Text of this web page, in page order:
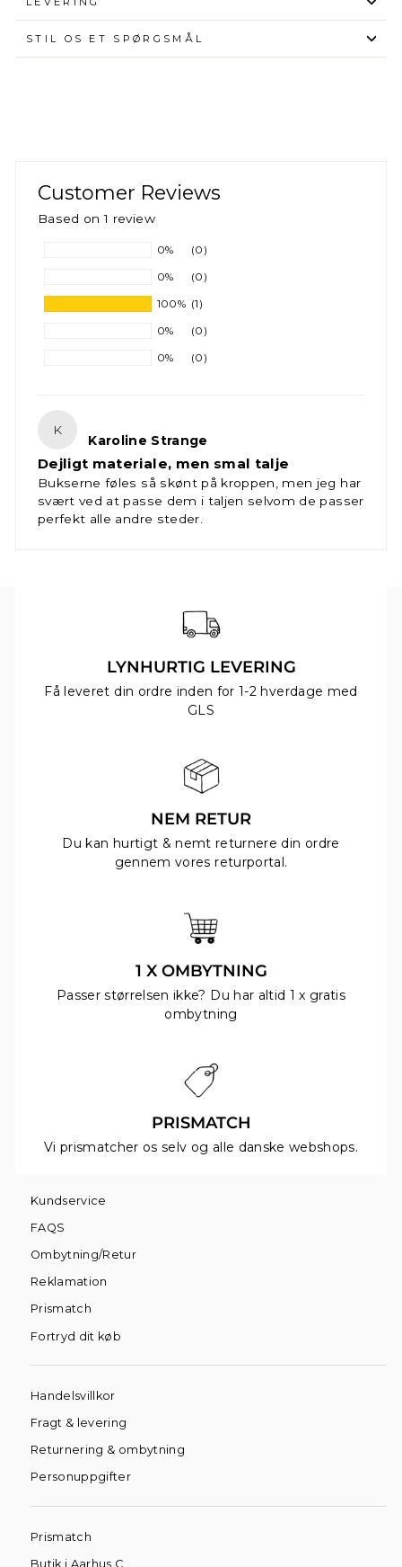
STIL OS ET SPØRGSMÅL
Customer Reviews
Based on 1 review
0%
(0)
0%
(0)
100% (1)
0%
(0)
0%
(0)
K
Karoline Strange
Dejligt materiale, men smal talje
Bukserne føles så skønt på kroppen, men jeg har
svært ved at passe dem i taljen selvom de passer
perfekt alle andre steder.
LYNHURTIG LEVERING
Få leveret din ordre inden for 1-2 hverdage med
GLS
NEM RETUR
Du kan hurtigt & nemt returnere din ordre
gennem vores returportal.
1 X OMBYTNING
Passer størrelsen ikke? Du har altid 1 x gratis
ombytning
PRISMATCH
Vi prismatcher os selv og alle danske webshops.
Kundservice
FAQS
Ombytning/Retur
Reklamation
Prismatch
Fortryd dit køb
Handelsvillkor
Fragt & levering
Returnering & ombytning
Personuppgifter
Prismatch
Butik i Aarhus C